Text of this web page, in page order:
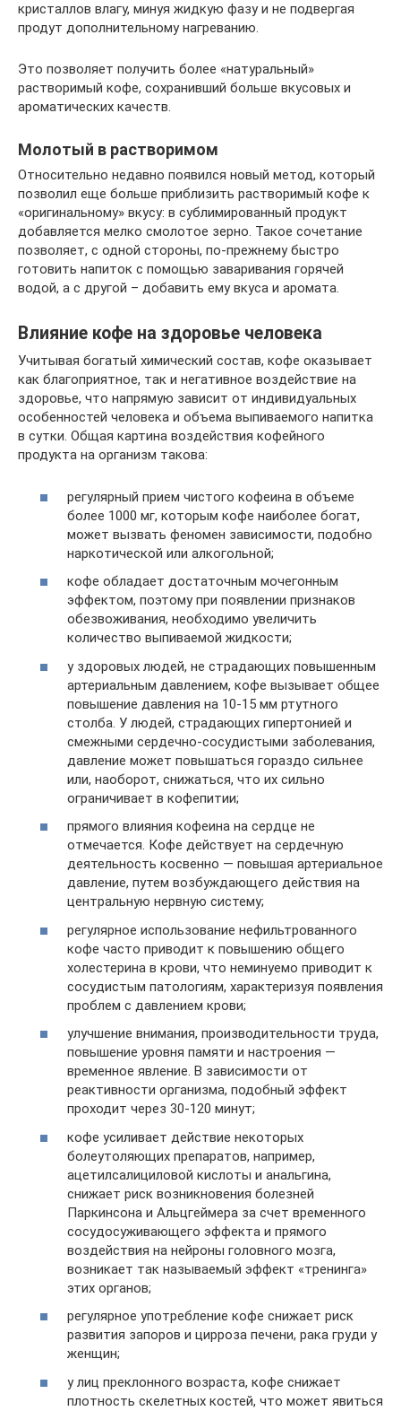
кристаллов влагу, минуя жидкую фазу и не подвергая
продут дополнительному нагреванию.
Это позволяет получить более «натуральный»
растворимый кофе, сохранивший больше вкусовых и
ароматических качеств.
Молотый в растворимом
Относительно недавно появился новый метод, который
позволил еще больше приблизить растворимый кофе к
«оригинальному» вкусу: в сублимированный продукт
добавляется мелко смолотое зерно. Такое сочетание
позволяет, с одной стороны, по-прежнему быстро
готовить напиток с помощью заваривания горячей
водой, а с другой – добавить ему вкуса и аромата.
Влияние кофе на здоровье человека
Учитывая богатый химический состав, кофе оказывает
как благоприятное, так и негативное воздействие на
здоровье, что напрямую зависит от индивидуальных
особенностей человека и объема выпиваемого напитка
в сутки. Общая картина воздействия кофейного
продукта на организм такова:
регулярный прием чистого кофеина в объеме
более 1000 мг, которым кофе наиболее богат,
может вызвать феномен зависимости, подобно
наркотической или алкогольной;
кофе обладает достаточным мочегонным
эффектом, поэтому при появлении признаков
обезвоживания, необходимо увеличить
количество выпиваемой жидкости;
у здоровых людей, не страдающих повышенным
артериальным давлением, кофе вызывает общее
повышение давления на 10-15 мм ртутного
столба. У людей, страдающих гипертонией и
смежными сердечно-сосудистыми заболевания,
давление может повышаться гораздо сильнее
или, наоборот, снижаться, что их сильно
ограничивает в кофепитии;
прямого влияния кофеина на сердце не
отмечается. Кофе действует на сердечную
деятельность косвенно — повышая артериальное
давление, путем возбуждающего действия на
центральную нервную систему;
регулярное использование нефильтрованного
кофе часто приводит к повышению общего
холестерина в крови, что неминуемо приводит к
сосудистым патологиям, характеризуя появления
проблем с давлением крови;
улучшение внимания, производительности труда,
повышение уровня памяти и настроения —
временное явление. В зависимости от
реактивности организма, подобный эффект
проходит через 30-120 минут;
кофе усиливает действие некоторых
болеутоляющих препаратов, например,
ацетилсалициловой кислоты и анальгина,
снижает риск возникновения болезней
Паркинсона и Альцгеймера за счет временного
сосудосуживающего эффекта и прямого
воздействия на нейроны головного мозга,
возникает так называемый эффект «тренинга»
этих органов;
регулярное употребление кофе снижает риск
развития запоров и цирроза печени, рака груди у
женщин;
у лиц преклонного возраста, кофе снижает
плотность скелетных костей, что может явиться